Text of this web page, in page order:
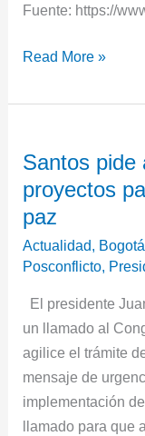
Fuente: https://
Read More »
Santos pide
proyectos
paz
Actualidad,
Posconflicto,
El presidente
un llamado al
agilice el trámite
mensaje de
implementación
llamado para que
pide
al
Congreso
agilizar
proyectos
implementación
de
la
paz